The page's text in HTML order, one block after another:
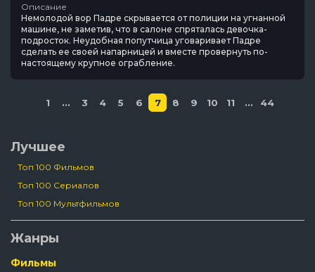
Описание
Немолодой вор Падре скрывается от полиции на угнанной
машине, не заметив, что в салоне спряталась девочка-
подросток. Неудобная попутчица уговаривает Падре
сделать ее своей напарницей и вместе провернуть по-
настоящему крупное ограбление.
1 ... 3 4 5 6 7 8 9 10 11 ... 44
Лучшее
Топ 100 Фильмов
Топ 100 Сериалов
Топ 100 Мультфильмов
Жанры
Фильмы